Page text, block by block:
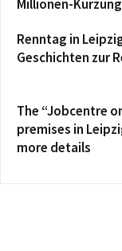
Millionen-
Renntag in
Geschichten zur
The “Jobcentre
premises in
more details